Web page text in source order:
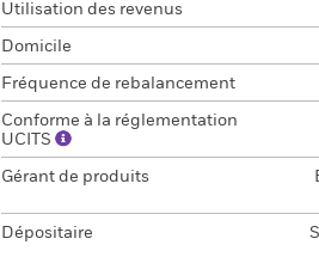
Utilisation des revenus
Domicile
Fréquence de rebalancement
Conforme à la réglementation
UCITS
Gérant de produits
Dépositaire